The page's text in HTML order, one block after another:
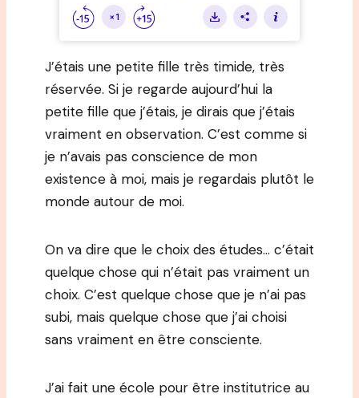
J’étais une petite fille très timide, très
réservée. Si je regarde aujourd’hui la
petite fille que j’étais, je dirais que j’étais
vraiment en observation. C’est comme si
je n’avais pas conscience de mon
existence à moi, mais je regardais plutôt le
monde autour de moi.
On va dire que le choix des études… c’était
quelque chose qui n’était pas vraiment un
choix. C’est quelque chose que je n’ai pas
subi, mais quelque chose que j’ai choisi
sans vraiment en être consciente.
J’ai fait une école pour être institutrice au